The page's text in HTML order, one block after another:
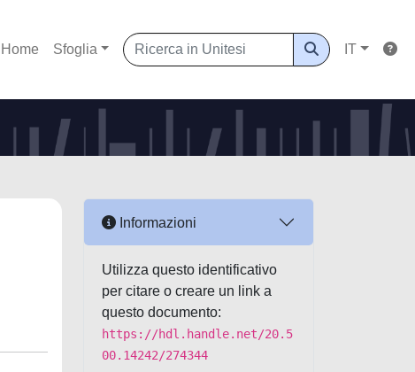
Home Sfoglia IT
Informazioni
Utilizza questo identificativo
per citare o creare un link a
questo documento:
https://hdl.handle.net/20.5
00.14242/274344